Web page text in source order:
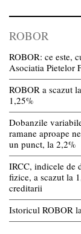
ROBOR
ROBOR: ce este,
Asociatia Pietelor
ROBOR a scazut
1,25%
Dobanzile
ramane aproape
un punct, la 2,2%
IRCC, indicele de
fizice, a scazut la
creditarii
Istoricul ROBOR